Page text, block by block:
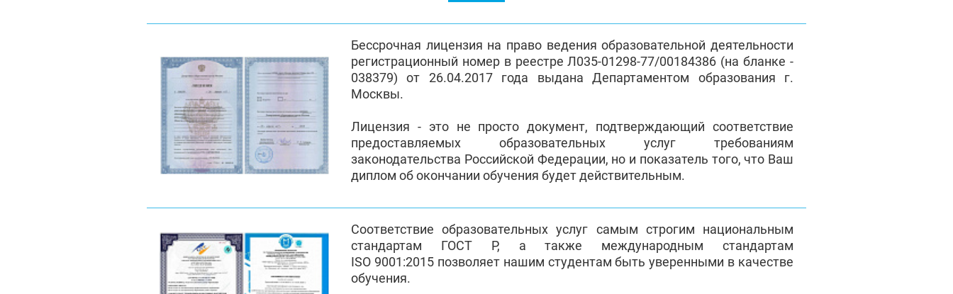
Бессрочная лицензия на право ведения образовательной деятельности
регистрационный номер в реестре Л035-01298-77/00184386 (на бланке -
038379) от 26.04.2017 года выдана Департаментом образования г.
Москвы.
Лицензия - это не просто документ, подтверждающий соответствие
предоставляемых образовательных услуг требованиям
законодательства Российской Федерации, но и показатель того, что Ваш
диплом об окончании обучения будет действительным.
Соответствие образовательных услуг самым строгим национальным
стандартам ГОСТ Р, а также международным стандартам
ISO 9001:2015 позволяет нашим студентам быть уверенными в качестве
обучения.